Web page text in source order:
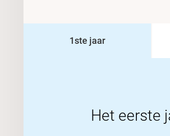
1ste jaar
Het eerste